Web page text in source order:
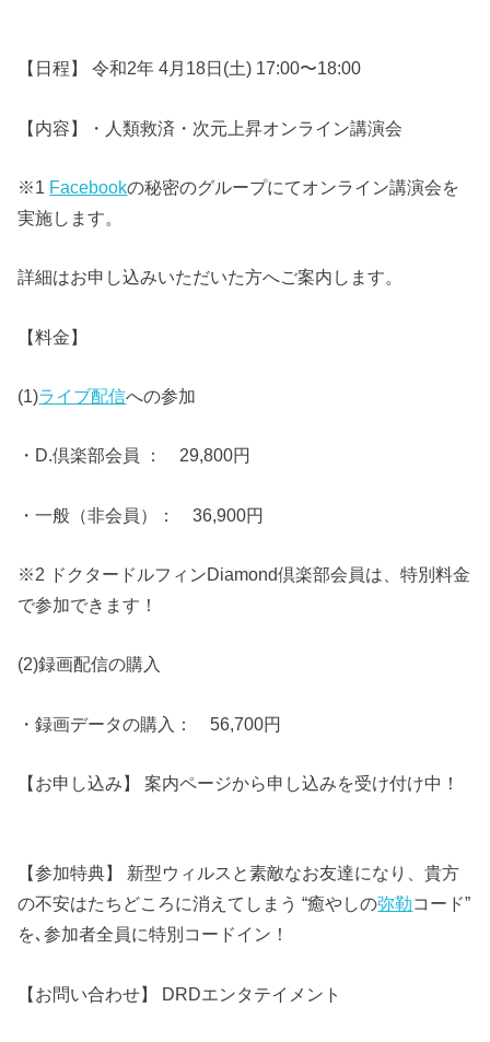
【日程】 令和2年 4月18日(土) 17:00〜18:00
【内容】・人類救済・次元上昇オンライン講演会
※1 Facebookの秘密のグループにてオンライン講演会を
実施します。
詳細はお申し込みいただいた方へご案内します。
【料金】
(1)ライブ配信への参加
・D.倶楽部会員 ： 29,800円
・一般（非会員）： 36,900円
※2 ドクタードルフィンDiamond倶楽部会員は、特別料金
で参加できます！
(2)録画配信の購入
・録画データの購入： 56,700円
【お申し込み】 案内ページから申し込みを受け付け中！
【参加特典】 新型ウィルスと素敵なお友達になり、貴方
の不安はたちどころに消えてしまう “癒やしの弥勒コード”
を､参加者全員に特別コードイン！
【お問い合わせ】 DRDエンタテイメント